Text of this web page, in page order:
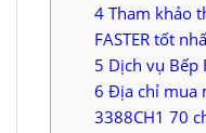
4 Tham khảo
FASTER tốt
5 Dịch vụ Bếp
6 Địa chỉ mua
3388CH1 70